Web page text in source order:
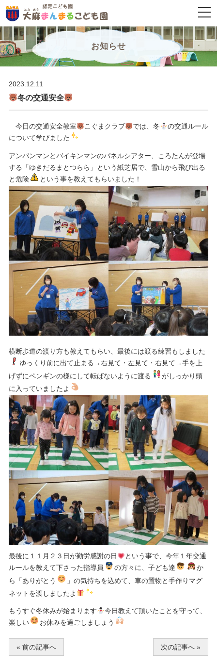
お知らせ
2023.12.11
冬の交通安全
今日の交通安全教室 こぐまクラブ では、冬
の交通ルール
について学びました
アンパンマンとバイキンマンのパネルシアター、ころたんが登場
する「ゆきだるまとつらら」という紙芝居で、雪山から飛び出る
と危険
という事を教えてもらいました！
横断歩道の渡り方も教えてもらい、最後には渡る練習もしました
ゆっくり前に出て止まる→右見て・左見て・右見て→手を上
げずにペンギンの様にして転ばないように渡る
がしっかり頭
に入っていましたよ
最後に１１月２３日が勤労感謝の日
という事で、今年１年交通
ルールを教えて下さった指導員
の方々に、子ども達
か
ら「ありがとう
」の気持ちを込めて、車の置物と手作りマグ
ネットを渡しましたよ
もうすぐ冬休みが始まります
今日教えて頂いたことを守って、
楽しい
お休みを過ごしましょう
« 前の記事へ 次の記事へ »